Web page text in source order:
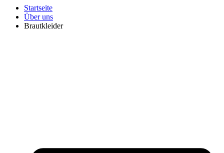
Startseite
Über uns
Brautkleider